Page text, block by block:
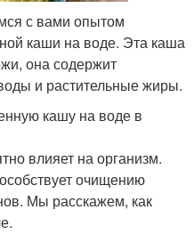
с вами опытом
каши на воде. Эта каша
она содержит
и растительные жиры.
кашу на воде в
влияет на организм.
очищению
Мы расскажем, как